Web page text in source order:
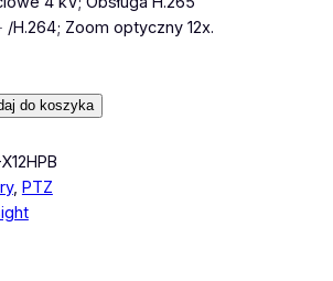
H.264; Zoom optyczny 12x.
do koszyka
, PTZ